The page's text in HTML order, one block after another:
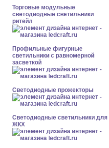
Торговые модульные
светодиодные светильники
ритейл
Профильные фигурные
светильники с равномерной
засветкой
Светодиодные прожекторы
Светодиодные светильники для
ЖКХ